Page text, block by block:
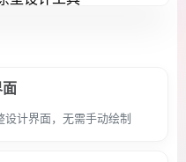
计界面，无需手动绘制